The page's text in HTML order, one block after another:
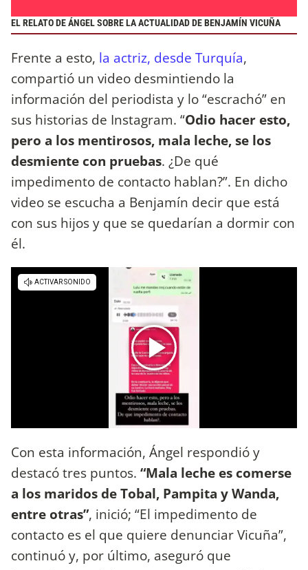
EL RELATO DE ÁNGEL SOBRE LA ACTUALIDAD DE BENJAMÍN VICUÑA
Frente a esto, la actriz, desde Turquía,
compartió un video desmintiendo la
información del periodista y lo “escrachó” en
sus historias de Instagram. “Odio hacer esto,
pero a los mentirosos, mala leche, se los
desmiente con pruebas. ¿De qué
impedimento de contacto hablan?”. En dicho
video se escucha a Benjamín decir que está
con sus hijos y que se quedarían a dormir con
él.
Con esta información, Ángel respondió y
destacó tres puntos. “Mala leche es comerse
a los maridos de Tobal, Pampita y Wanda,
entre otras”, inició; “El impedimento de
contacto es el que quiere denunciar Vicuña”,
continuó y, por último, aseguró que